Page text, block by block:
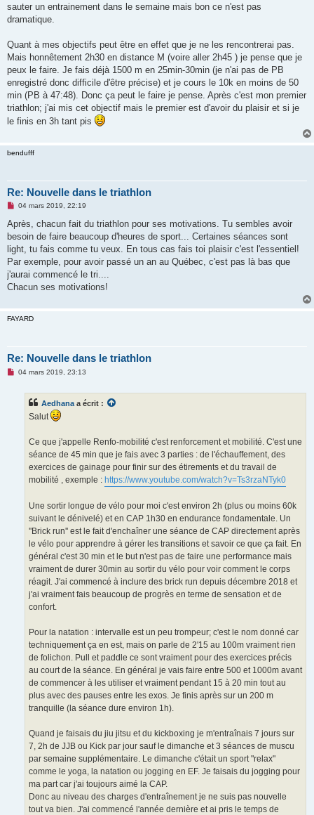
sauter un entrainement dans le semaine mais bon ce n'est pas
dramatique.
Quant à mes objectifs peut être en effet que je ne les rencontrerai pas.
Mais honnêtement 2h30 en distance M (voire aller 2h45 ) je pense que je
peux le faire. Je fais déjà 1500 m en 25min-30min (je n'ai pas de PB
enregistré donc difficile d'être précise) et je cours le 10k en moins de 50
min (PB à 47:48). Donc ça peut le faire je pense. Après c'est mon premier
triathlon; j'ai mis cet objectif mais le premier est d'avoir du plaisir et si je
le finis en 3h tant pis
bendufff
Re: Nouvelle dans le triathlon
M
s
a
g
e
n
o
l
04 mars 2019, 22:19
Après, chacun fait du triathlon pour ses motivations. Tu sembles avoir
besoin de faire beaucoup d'heures de sport... Certaines séances sont
light, tu fais comme tu veux. En tous cas fais toi plaisir c'est l'essentiel!
Par exemple, pour avoir passé un an au Québec, c'est pas là bas que
j'aurai commencé le tri....
Chacun ses motivations!
FAYARD
Re: Nouvelle dans le triathlon
M04 mars 2019, 23:13
Aedhana a écrit :
Salut
Ce que j'appelle Renfo-mobilité c'est renforcement et mobilité. C'est une
séance de 45 min que je fais avec 3 parties : de l'échauffement, des
exercices de gainage pour finir sur des étirements et du travail de
mobilité , exemple : https://www.youtube.com/watch?v=Ts3rzaNTyk0
Une sortir longue de vélo pour moi c'est environ 2h (plus ou moins 60k
suivant le dénivelé) et en CAP 1h30 en endurance fondamentale. Un
''Brick run'' est le fait d'enchaîner une séance de CAP directement après
le vélo pour apprendre à gérer les transitions et savoir ce que ça fait. En
général c'est 30 min et le but n'est pas de faire une performance mais
vraiment de durer 30min au sortir du vélo pour voir comment le corps
réagit. J'ai commencé à inclure des brick run depuis décembre 2018 et
j'ai vraiment fais beaucoup de progrès en terme de sensation et de
confort.
Pour la natation : intervalle est un peu trompeur; c'est le nom donné car
techniquement ça en est, mais on parle de 2'15 au 100m vraiment rien
de folichon. Pull et paddle ce sont vraiment pour des exercices précis
au court de la séance. En général je vais faire entre 500 et 1000m avant
de commencer à les utiliser et vraiment pendant 15 à 20 min tout au
plus avec des pauses entre les exos. Je finis après sur un 200 m
tranquille (la séance dure environ 1h).
Quand je faisais du jiu jitsu et du kickboxing je m'entraînais 7 jours sur
7, 2h de JJB ou Kick par jour sauf le dimanche et 3 séances de muscu
par semaine supplémentaire. Le dimanche c'était un sport "relax"
comme le yoga, la natation ou jogging en EF. Je faisais du jogging pour
ma part car j'ai toujours aimé la CAP.
Donc au niveau des charges d'entraînement je ne suis pas nouvelle
tout va bien. J'ai commencé l'année dernière et ai pris le temps de